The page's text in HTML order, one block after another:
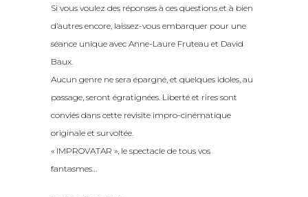
Si vous voulez des réponses à ces questions et à bien
d’autres encore, laissez-vous embarquer pour une
séance unique avec Anne-Laure Fruteau et David
Baux.
Aucun genre ne sera épargné, et quelques idoles, au
passage, seront égratignées. Liberté et rires sont
conviés dans cette revisite impro-cinématique
originale et survoltée.
« IMPROVATAR », le spectacle de tous vos
fantasmes…